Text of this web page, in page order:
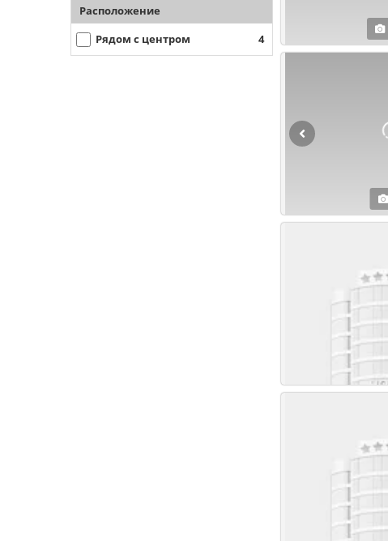
Расположение
Рядом с центром 4